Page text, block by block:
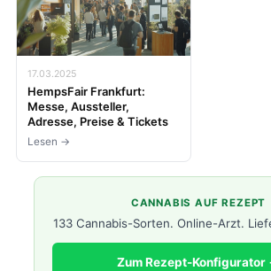
17.03.2025
HempsFair Frankfurt:
Messe, Aussteller,
Adresse, Preise & Tickets
Lesen →
CANNABIS AUF REZEPT
133 Cannabis-Sorten. Online-Arzt.
Zum Rezept-Konfigurator